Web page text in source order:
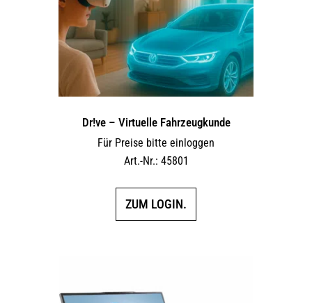
Dr!ve – Virtuelle Fahrzeugkunde
Für Preise bitte einloggen
Art.-Nr.: 45801
ZUM LOGIN.